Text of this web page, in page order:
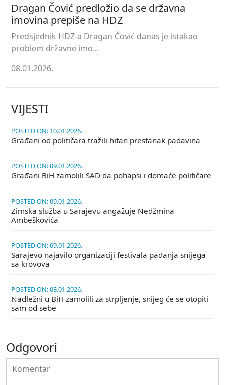
Dragan Čović predložio da se državna
imovina prepiše na HDZ
Predsjednik HDZ-a Dragan Čović danas je istakao
problem državne imo...
08.01.2026.
VIJESTI
POSTED ON: 10.01.2026.
Građani od političara tražili hitan prestanak padavina
POSTED ON: 09.01.2026.
Građani BiH zamolili SAD da pohapsi i domaće političare
POSTED ON: 09.01.2026.
Zimska služba u Sarajevu angažuje Nedžmina
Ambeškovića
POSTED ON: 09.01.2026.
Sarajevo najavilo organizaciji festivala padanja snijega
sa krovova
POSTED ON: 08.01.2026.
Nadležni u BiH zamolili za strpljenje, snijeg će se otopiti
sam od sebe
Odgovori